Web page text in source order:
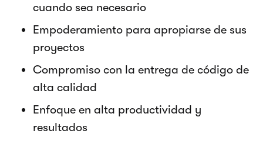
cuando sea necesario
Empoderamiento para apropiarse de sus
proyectos
Compromiso con la entrega de código de
alta calidad
Enfoque en alta productividad y
resultados